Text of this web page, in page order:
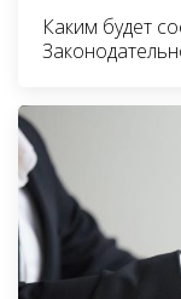
Каким будет